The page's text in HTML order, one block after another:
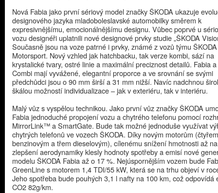
Nová Fabia jako první sériový model značky ŠKODA ukazuje
designového jazyka mladoboleslavské automobilky směrem k
expresivnějšímu, emocionálnějšímu designu. Vůbec poprvé u
vozu designéři uplatnili nové designové prvky studie „ŠKODA
Současně jsou na voze patrné i prvky, známé z vozů týmu ŠKODA
Motorsport. Nový vzhled jak hatchbacku, tak verze kombi, sází na
krystalické tvary, ostré linie a maximální preciznost detailů. Fabia
Combi mají vyvážené, elegantní proporce a ve srovnání se svými
předchůdci jsou o 90 mm širší a 31 mm nižší. Navíc nadchnou
škálou možností individualizace – jak v exteriéru, tak v interiéru.
Malý vůz s vyspělou technikou. Jako první vůz značky ŠKODA
Fabia jednoduché propojení vozu a chytrého telefonu pomocí
MirrorLink™ a SmartGate. Bude tak možné jednoduše využívat
chytrých telefonů ve vozech ŠKODA. Díky novým motorům (čtyřem
benzinovým a třem dieselovým), cílenému snížení hmotnosti až
zlepšení aerodynamiky klesly hodnoty spotřeby a emisí nové
modelu ŠKODA Fabia až o 17 %. Nejúspornějším vozem bude
GreenLine s motorem 1,4 TDI/55 kW, která se na trhu objeví v
Jeho spotřeba bude pouhých 3,1 l nafty na 100 km, což odpovídá
CO2 82g/km.